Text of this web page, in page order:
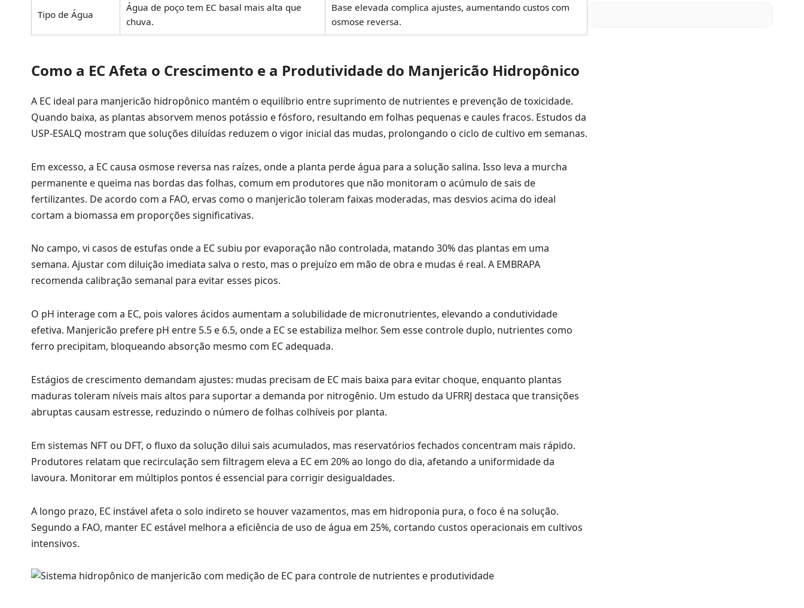
Tipo de Água
Água de poço tem EC basal mais alta que
chuva.
Base elevada complica ajustes, aumentando custos com
osmose reversa.
Como a EC Afeta o Crescimento e a Produtividade do Manjericão Hidropônico
A EC ideal para manjericão hidropônico mantém o equilíbrio entre suprimento de nutrientes e prevenção de toxicidade.
Quando baixa, as plantas absorvem menos potássio e fósforo, resultando em folhas pequenas e caules fracos. Estudos da
USP-ESALQ mostram que soluções diluídas reduzem o vigor inicial das mudas, prolongando o ciclo de cultivo em semanas.
Em excesso, a EC causa osmose reversa nas raízes, onde a planta perde água para a solução salina. Isso leva a murcha
permanente e queima nas bordas das folhas, comum em produtores que não monitoram o acúmulo de sais de
fertilizantes. De acordo com a FAO, ervas como o manjericão toleram faixas moderadas, mas desvios acima do ideal
cortam a biomassa em proporções significativas.
No campo, vi casos de estufas onde a EC subiu por evaporação não controlada, matando 30% das plantas em uma
semana. Ajustar com diluição imediata salva o resto, mas o prejuízo em mão de obra e mudas é real. A EMBRAPA
recomenda calibração semanal para evitar esses picos.
O pH interage com a EC, pois valores ácidos aumentam a solubilidade de micronutrientes, elevando a condutividade
efetiva. Manjericão prefere pH entre 5.5 e 6.5, onde a EC se estabiliza melhor. Sem esse controle duplo, nutrientes como
ferro precipitam, bloqueando absorção mesmo com EC adequada.
Estágios de crescimento demandam ajustes: mudas precisam de EC mais baixa para evitar choque, enquanto plantas
maduras toleram níveis mais altos para suportar a demanda por nitrogênio. Um estudo da UFRRJ destaca que transições
abruptas causam estresse, reduzindo o número de folhas colhíveis por planta.
Em sistemas NFT ou DFT, o fluxo da solução dilui sais acumulados, mas reservatórios fechados concentram mais rápido.
Produtores relatam que recirculação sem filtragem eleva a EC em 20% ao longo do dia, afetando a uniformidade da
lavoura. Monitorar em múltiplos pontos é essencial para corrigir desigualdades.
A longo prazo, EC instável afeta o solo indireto se houver vazamentos, mas em hidroponia pura, o foco é na solução.
Segundo a FAO, manter EC estável melhora a eficiência de uso de água em 25%, cortando custos operacionais em cultivos
intensivos.